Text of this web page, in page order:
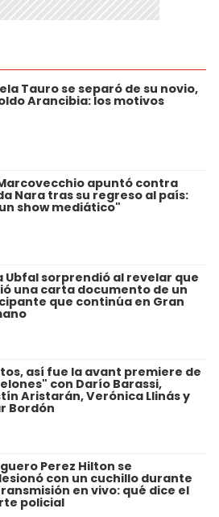
Tauro se separó de su novio,
Arancibia: los motivos
apuntó contra
Nara tras su regreso al país:
show mediático"
Ubfal sorprendió al revelar que
una carta documento de un
que continúa en Gran
así fue la avant premiere de
con Darío Barassi,
Aristarán, Verónica Llinás y
Bordón
Perez Hilton se
con un cuchillo durante
en vivo: qué dice el
policial